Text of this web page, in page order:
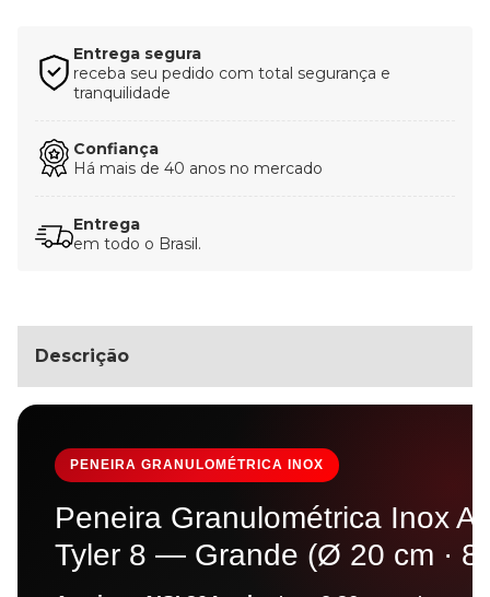
Entrega segura
receba seu pedido com total segurança e
tranquilidade
Confiança
Há mais de 40 anos no mercado
Entrega
em todo o Brasil.
Descrição
PENEIRA GRANULOMÉTRICA INOX
Peneira Granulométrica Inox
Tyler 8 — Grande (Ø 20 cm ·